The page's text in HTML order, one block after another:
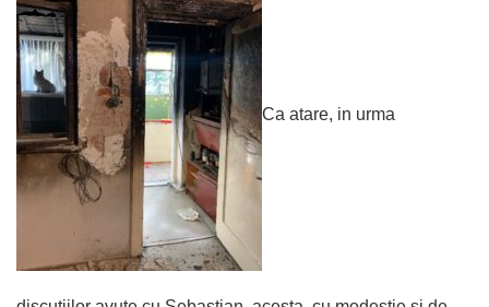
Ca atare, in urma